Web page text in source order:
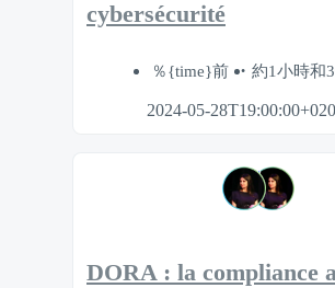
cybersécurité
％{time}前 約1小時和
2024-05-
DORA : la compliance